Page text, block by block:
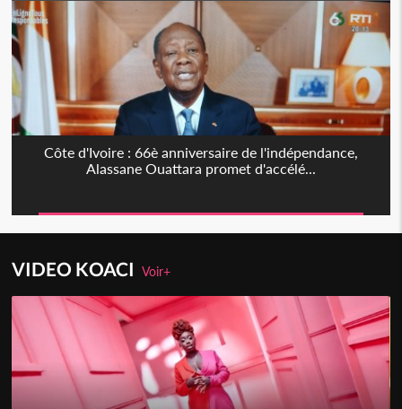
Côte d'Ivoire : 66è anniversaire de l'indépendance,
Alassane Ouattara promet d'accélé...
VIDEO KOACIVoir+